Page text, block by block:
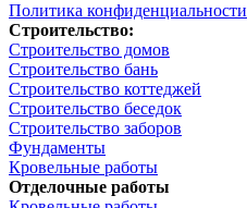
Политика конфиденциальности
Строительство:
Строительство домов
Строительство бань
Строительство коттеджей
Строительство беседок
Строительство заборов
Фундаменты
Кровельные работы
Отделочные работы